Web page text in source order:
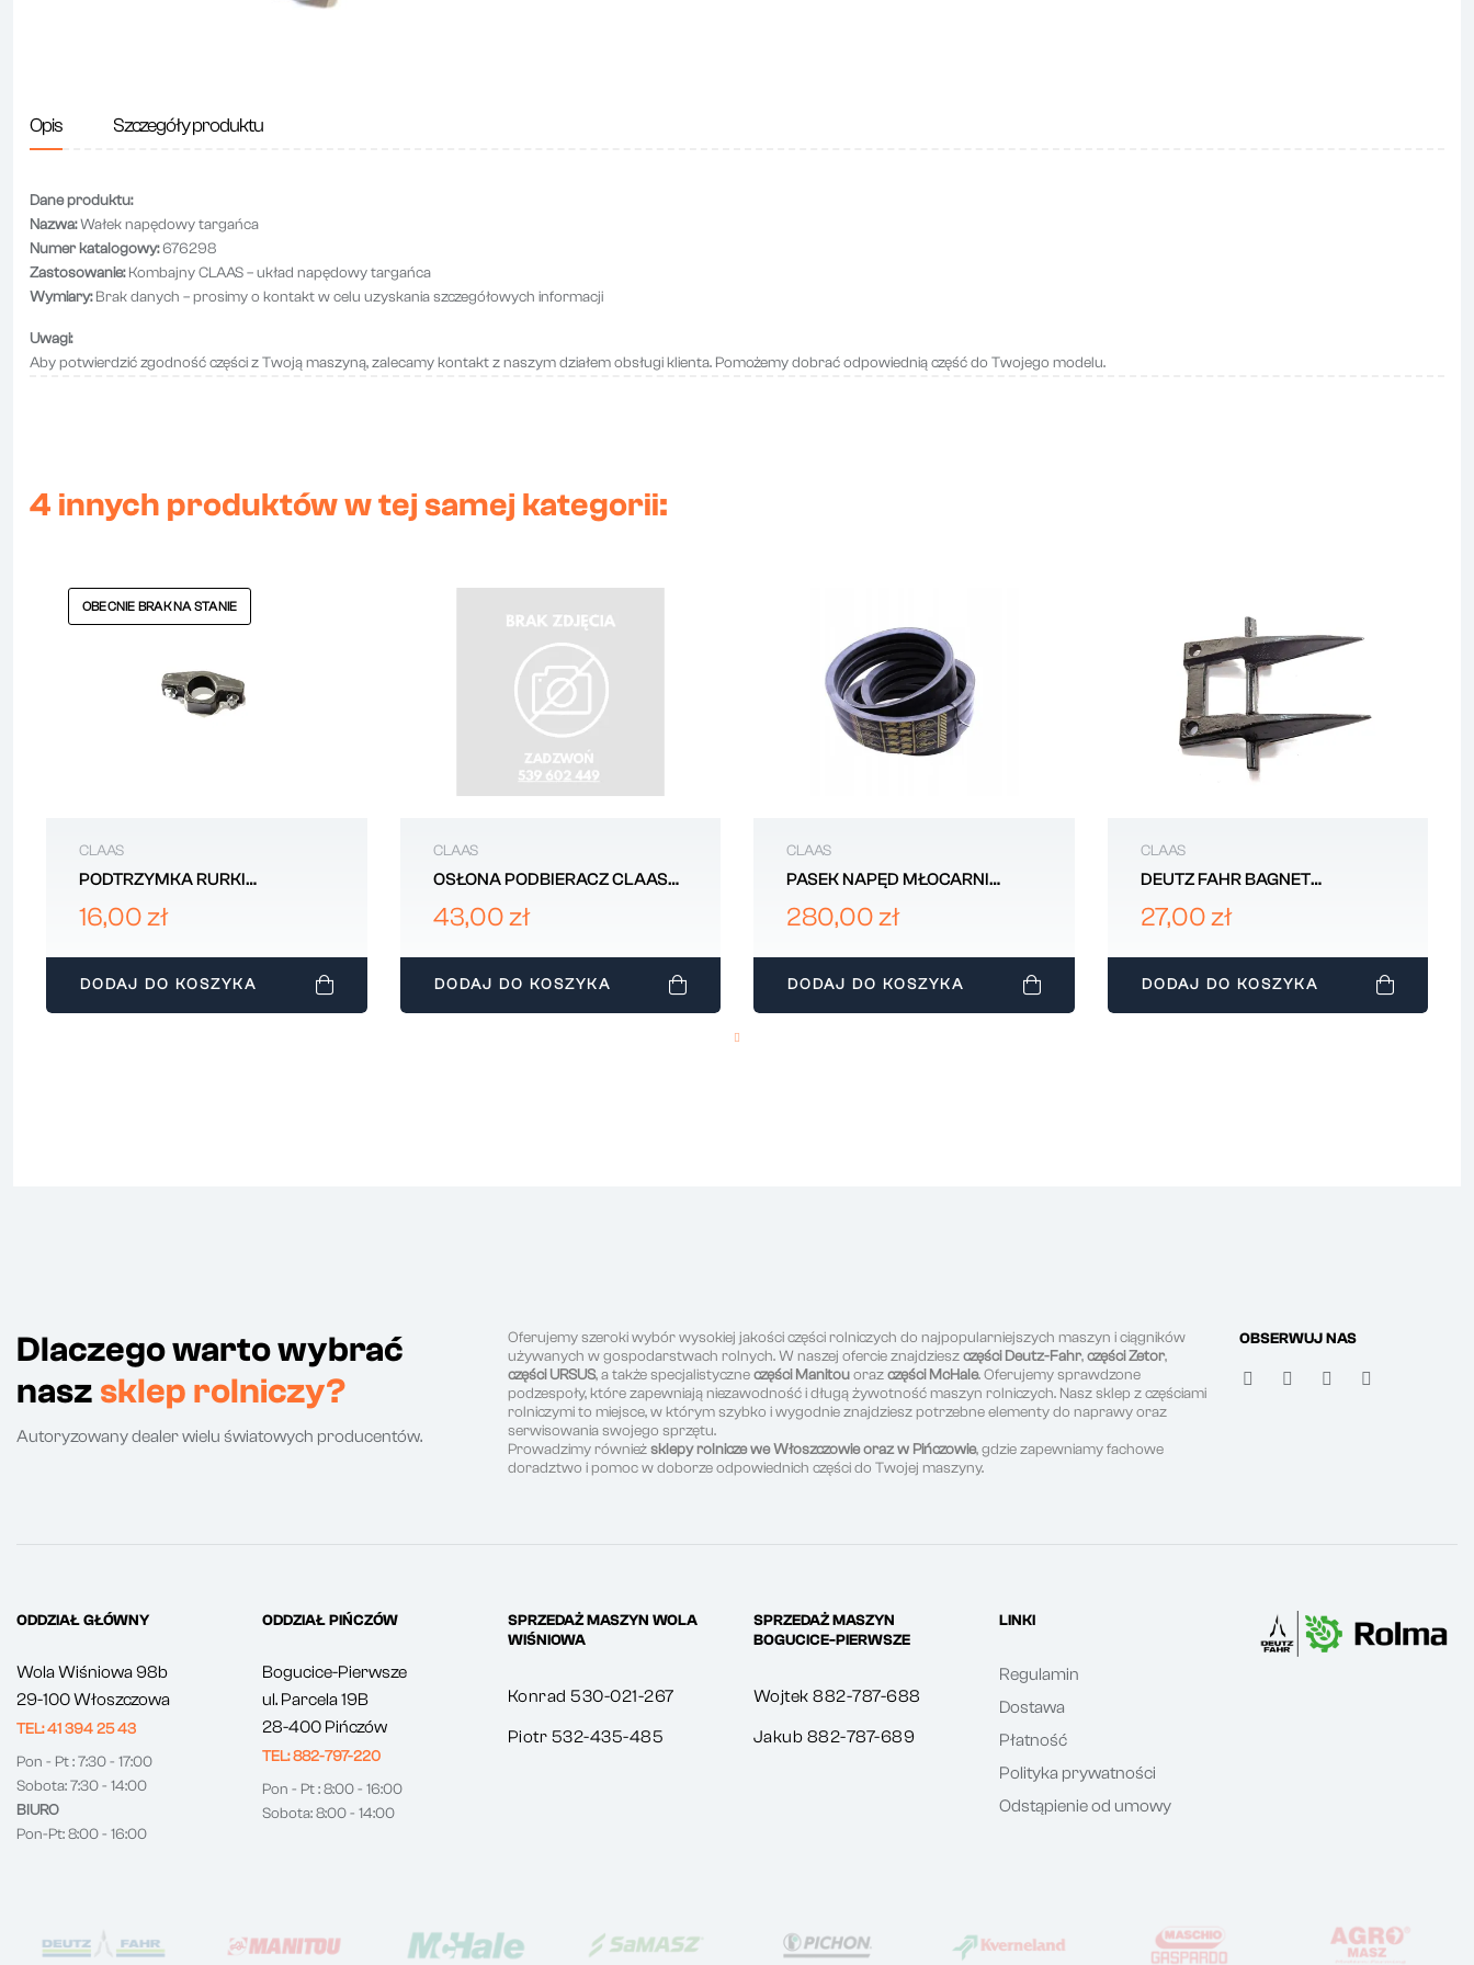
Opis Szczegóły produktu
Dane produktu:
Nazwa:Wałek napędowy targańca
Numer katalogowy:676298
Zastosowanie:Kombajny CLAAS – układ napędowy targańca
Wymiary:Brak danych – prosimy o kontakt w celu uzyskania szczegółowych informacji
Uwagi:
Aby potwierdzić zgodność części z Twoją maszyną, zalecamy kontakt z naszym działem obsługi klienta. Pomożemy dobrać odpowiednią część do Twojego modelu.
4 innych produktów w tej samej kategorii:
OBECNIE BRAK NA STANIE
CLAAS
PODTRZYMKA RURKI
MOTOWIDŁA HEDERA
DWUDZIELONA CLAAS
16,00 zł
DODAJ DO KOSZYKA
CLAAS
OSŁONA PODBIERACZ CLAAS
0008214392
43,00 zł
DODAJ DO KOSZYKA
CLAAS
PASEK NAPĘD MŁOCARNI
CLAAS DOMINATOR 603247 X
280,00 zł
DODAJ DO KOSZYKA
CLAAS
DEUTZ FAHR BAGNET
1111306023600
27,00 zł
DODAJ DO KOSZYKA
Dlaczego warto wybrać
nasz sklep rolniczy?
Autoryzowany dealer wielu światowych producentów.
Oferujemy szeroki wybór wysokiej jakości części rolniczych do najpopularniejszych maszyn i ciągników
używanych w gospodarstwach rolnych. W naszej ofercie znajdzieszczęści Deutz-Fahr,części Zetor,
części URSUS, a także specjalistyczneczęści Manitouorazczęści McHale. Oferujemy sprawdzone
podzespoły, które zapewniają niezawodność i długą żywotność maszyn rolniczych. Nasz sklep z częściami
rolniczymi to miejsce, w którym szybko i wygodnie znajdziesz potrzebne elementy do naprawy oraz
serwisowania swojego sprzętu.
Prowadzimy równieżsklepy rolnicze we Włoszczowie oraz w Pińczowie, gdzie zapewniamy fachowe
doradztwo i pomoc w doborze odpowiednich części do Twojej maszyny.
OBSERWUJ NAS
ODDZIAŁ GŁÓWNY
Wola Wiśniowa 98b
29-100 Włoszczowa
TEL: 41 394 25 43
Pon - Pt : 7:30 - 17:00
Sobota: 7:30 - 14:00
BIURO
Pon-Pt: 8:00 - 16:00
ODDZIAŁ PIŃCZÓW
Bogucice-Pierwsze
ul. Parcela 19B
28-400 Pińczów
TEL: 882-797-220
Pon - Pt : 8:00 - 16:00
Sobota: 8:00 - 14:00
SPRZEDAŻ MASZYN WOLA
WIŚNIOWA
Konrad 530-021-267
Piotr 532-435-485
SPRZEDAŻ MASZYN
BOGUCICE-PIERWSZE
Wojtek 882-787-688
Jakub 882-787-689
LINKI
Regulamin
Dostawa
Płatność
Polityka prywatności
Odstąpienie od umowy